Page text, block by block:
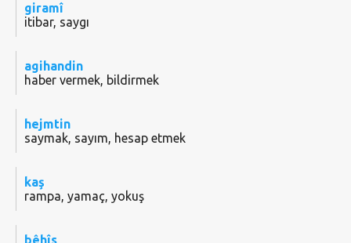
giramî
itibar, saygı
agihandin
haber vermek, bildirmek
hejmtin
saymak, sayım, hesap etmek
kaş
rampa, yamaç, yokuş
bêhîs